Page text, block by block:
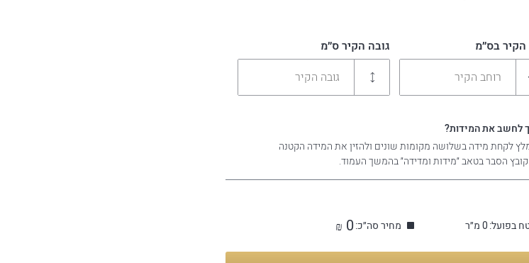
הקיר בס״מ גובה הקיר ס״מ
לחשב את המידות?
לקחת מידה בשלושה מקומות שונים ולהזין את המידה הקטנה
הסבר בטאב ״מידות ומדידה״ בהמשך העמוד.
בפועל:0 מ״ר מחיר סה״כ:0
₪